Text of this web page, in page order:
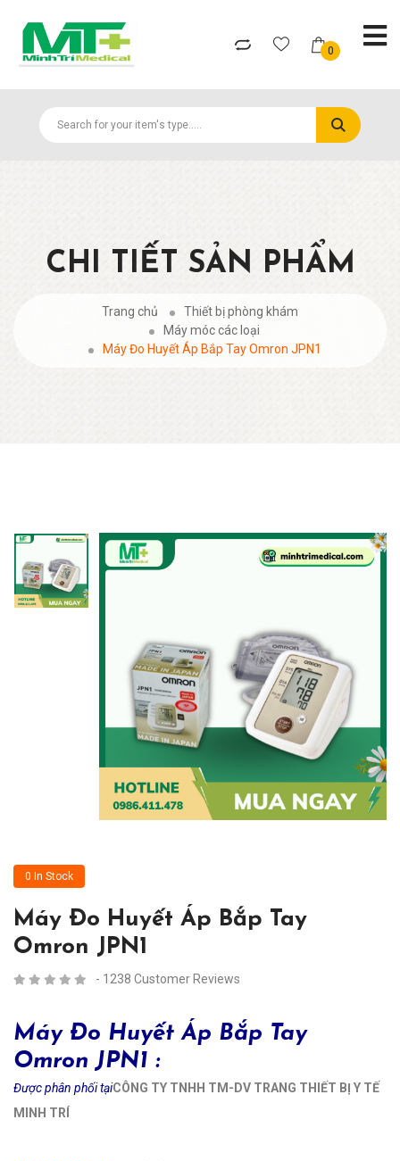
0
CHI TIẾT SẢN PHẨM
Trang chủ
Thiết bị phòng khám
Máy móc các loại
Máy Đo Huyết Áp Bắp Tay Omron JPN1
0 In Stock
Máy Đo Huyết Áp Bắp Tay
Omron JPN1
- 1238 Customer Reviews
Máy Đo Huyết Áp Bắp Tay
Omron JPN1 :
Được phân phối tạiCÔNG TY TNHH TM-DV TRANG THIẾT BỊ Y TẾ
MINH TRÍ